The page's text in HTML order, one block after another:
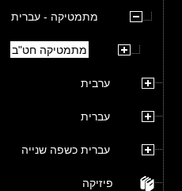
מתמטיקה - עברית
מתמטיקה חט"ב
ערבית
עברית
עברית כשפה שנייה
פיזיקה